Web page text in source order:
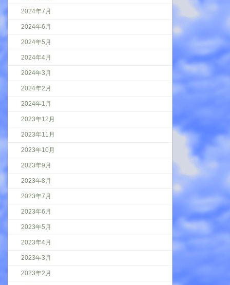
2024年7月
2024年6月
2024年5月
2024年4月
2024年3月
2024年2月
2024年1月
2023年12月
2023年11月
2023年10月
2023年9月
2023年8月
2023年7月
2023年6月
2023年5月
2023年4月
2023年3月
2023年2月